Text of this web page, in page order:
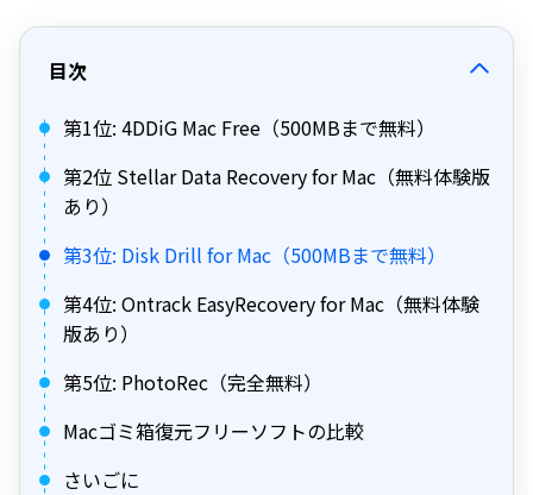
目次
第1位: 4DDiG Mac Free（500MBまで無料）
第2位 Stellar Data Recovery for Mac（無料体験版
あり）
第3位: Disk Drill for Mac（500MBまで無料）
第4位: Ontrack EasyRecovery for Mac（無料体験
版あり）
第5位: PhotoRec（完全無料）
Macゴミ箱復元フリーソフトの比較
さいごに